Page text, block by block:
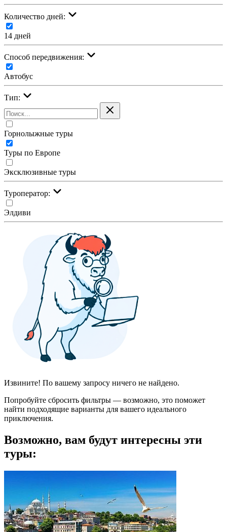
Количество дней:
14 дней
Cпособ передвижения:
Автобус
Тип:
Горнолыжные туры
Туры по Европе
Эксклюзивные туры
Туроператор:
Элдиви
Извините! По вашему запросу ничего не найдено.
Попробуйте сбросить фильтры — возможно, это поможет
найти подходящие варианты для вашего идеального
приключения.
Возможно, вам будут интересны эти
туры: